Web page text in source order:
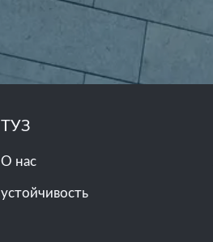
ТУЗ
О нас
устойчивость